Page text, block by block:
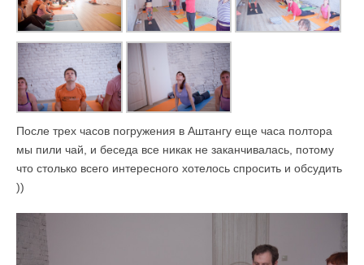
После трех часов погружения в Аштангу еще часа полтора
мы пили чай, и беседа все никак не заканчивалась, потому
что столько всего интересного хотелось спросить и обсудить
))